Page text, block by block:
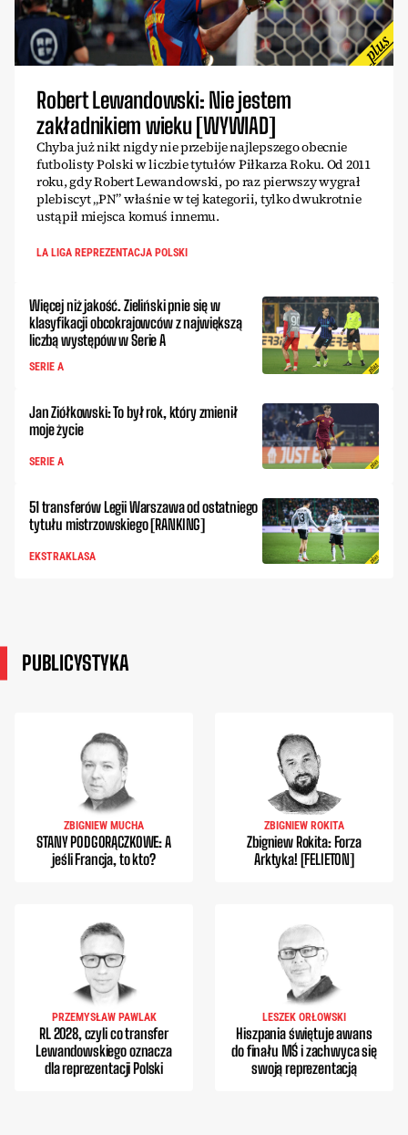
Robert Lewandowski: Nie jestem
zakładnikiem wieku [WYWIAD]
Chyba już nikt nigdy nie przebije najlepszego obecnie
futbolisty Polski w liczbie tytułów Piłkarza Roku. Od 2011
roku, gdy Robert Lewandowski, po raz pierwszy wygrał
plebiscyt „PN” właśnie w tej kategorii, tylko dwukrotnie
ustąpił miejsca komuś innemu.
LA LIGA REPREZENTACJA POLSKI
Więcej niż jakość. Zieliński pnie się w
klasyfikacji obcokrajowców z największą
liczbą występów w Serie A
SERIE A
Jan Ziółkowski: To był rok, który zmienił
moje życie
SERIE A
51 transferów Legii Warszawa od ostatniego
tytułu mistrzowskiego [RANKING]
EKSTRAKLASA
PUBLICYSTYKA
ZBIGNIEW MUCHA
STANY PODGORĄCZKOWE: A
jeśli Francja, to kto?
ZBIGNIEW ROKITA
Zbigniew Rokita: Forza
Arktyka! [FELIETON]
PRZEMYSŁAW PAWLAK
RL 2028, czyli co transfer
Lewandowskiego oznacza
dla reprezentacji Polski
LESZEK ORŁOWSKI
Hiszpania świętuje awans
do finału MŚ i zachwyca się
swoją reprezentacją